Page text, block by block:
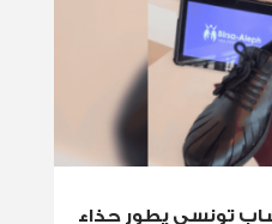
تونسي يطور حذاء